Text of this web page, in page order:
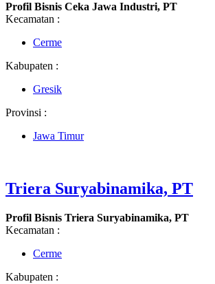
Profil Bisnis Ceka Jawa Industri, PT
Kecamatan :
Cerme
Kabupaten :
Gresik
Provinsi :
Jawa Timur
Triera Suryabinamika, PT
Profil Bisnis Triera Suryabinamika, PT
Kecamatan :
Cerme
Kabupaten :